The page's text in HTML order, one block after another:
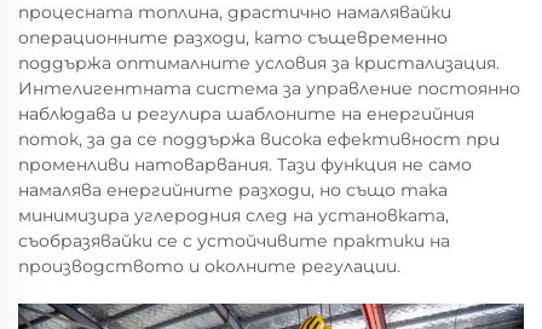
процесната топлина, драстично намалявайки
операционните разходи, като същевременно
поддържа оптималните условия за кристализация.
Интелигентната система за управление постоянно
наблюдава и регулира шаблоните на енергийния
поток, за да се поддържа висока ефективност при
променливи натоварвания. Тази функция не само
намалява енергийните разходи, но също така
минимизира углеродния след на установката,
съобразявайки се с устойчивите практики на
производството и околните регулации.